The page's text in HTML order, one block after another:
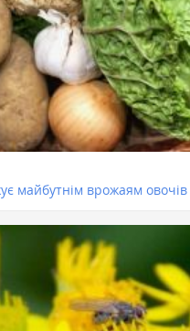
майбутнім врожаям овочів